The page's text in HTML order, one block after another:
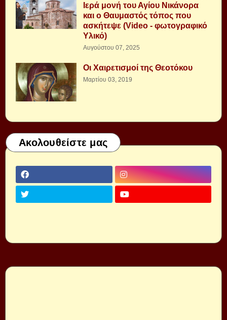
Ιερά μονή του Αγίου Νικάνορα
και ο Θαυμαστός τόπος που
ασκήτεψε (Video - φωτογραφικό
Υλικό)
Αυγούστου 07, 2025
Οι Χαιρετισμοί της Θεοτόκου
Μαρτίου 03, 2019
Ακολουθείστε μας